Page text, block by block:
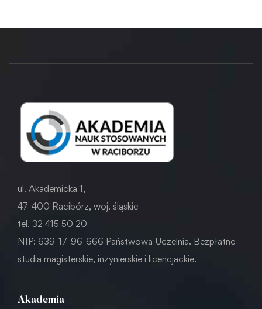
ul. Akademicka 1,
47-400 Racibórz, woj. śląskie
tel. 32 415 50 20
NIP: 639-17-96-666 Państwowa Uczelnia. Bezpłatne
studia magisterskie, inżynierskie i licencjackie.
Akademia